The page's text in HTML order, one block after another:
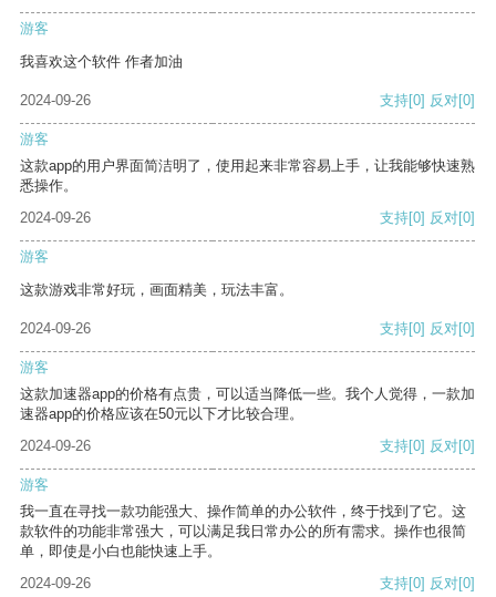
游客
我喜欢这个软件 作者加油
2024-09-26 支持[0] 反对[0]
游客
这款app的用户界面简洁明了，使用起来非常容易上手，让我能够快速熟
悉操作。
2024-09-26
支持[0] 反对[0]
游客
这款游戏非常好玩，画面精美，玩法丰富。
2024-09-26 支持[0] 反对[0]
游客
这款加速器app的价格有点贵，可以适当降低一些。我个人觉得，一款加
速器app的价格应该在50元以下才比较合理。
2024-09-26
支持[0] 反对[0]
游客
我一直在寻找一款功能强大、操作简单的办公软件，终于找到了它。这
款软件的功能非常强大，可以满足我日常办公的所有需求。操作也很简
单，即使是小白也能快速上手。
2024-09-26
支持[0] 反对[0]